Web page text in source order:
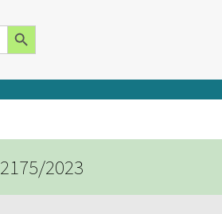
Search Button
2018
2017
2016
2015
2175/2023